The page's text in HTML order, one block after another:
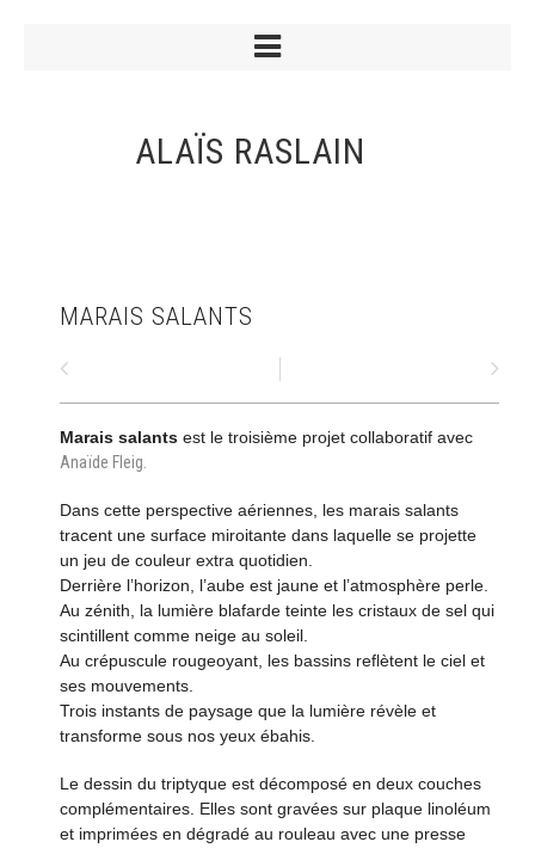
ALAÏS RASLAIN
MARAIS SALANTS
Marais salants est le troisième projet collaboratif avec
Anaïde Fleig.
Dans cette perspective aériennes, les marais salants
tracent une surface miroitante dans laquelle se projette
un jeu de couleur extra quotidien.
Derrière l’horizon, l’aube est jaune et l’atmosphère perle.
Au zénith, la lumière blafarde teinte les cristaux de sel qui
scintillent comme neige au soleil.
Au crépuscule rougeoyant, les bassins reflètent le ciel et
ses mouvements.
Trois instants de paysage que la lumière révèle et
transforme sous nos yeux ébahis.
Le dessin du triptyque est décomposé en deux couches
complémentaires. Elles sont gravées sur plaque linoléum
et imprimées en dégradé au rouleau avec une presse